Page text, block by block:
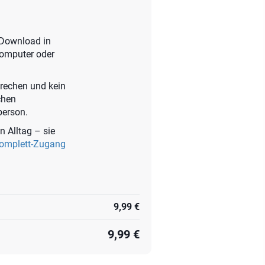
in
oder
und kein
Alltag – sie
Zugang
9,99 €
9,99 €